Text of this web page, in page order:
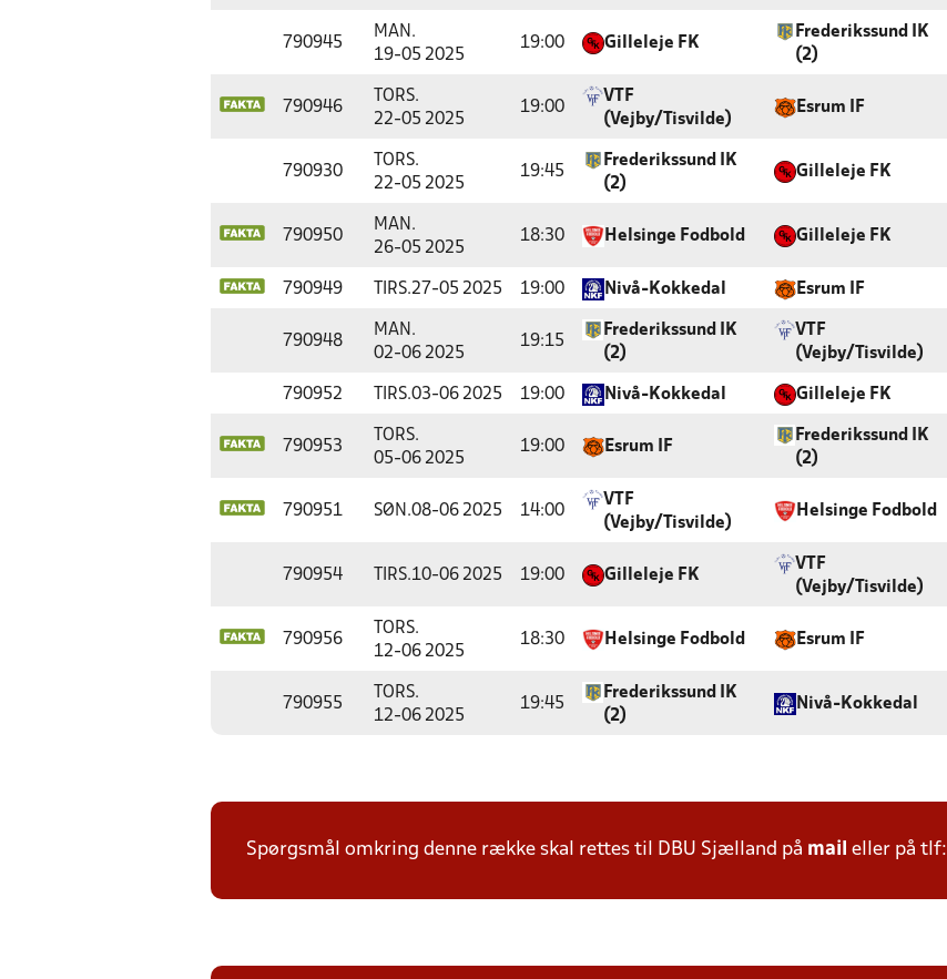
790945
MAN.
19-05 2025
19:00 Gilleleje FK
Frederikssund IK
(2)
790946
TORS.
22-05 2025
19:00
VTF
(Vejby/Tisvilde)
Esrum IF
790930
TORS.
22-05 2025
19:45
Frederikssund IK
(2)
Gilleleje FK
790950
MAN.
26-05 2025
18:30 Helsinge Fodbold Gilleleje FK
790949 TIRS.27-05 2025 19:00 Nivå-Kokkedal Esrum IF
790948
MAN.
02-06 2025
19:15
Frederikssund IK
(2)
VTF
(Vejby/Tisvilde)
790952 TIRS.03-06 2025 19:00 Nivå-Kokkedal Gilleleje FK
790953
TORS.
05-06 2025
19:00 Esrum IF
Frederikssund IK
(2)
790951 SØN.08-06 2025 14:00
VTF
(Vejby/Tisvilde)
Helsinge Fodbold
790954 TIRS.10-06 2025 19:00 Gilleleje FK
VTF
(Vejby/Tisvilde)
790956
TORS.
12-06 2025
18:30 Helsinge Fodbold Esrum IF
790955
TORS.
12-06 2025
19:45
Frederikssund IK
(2)
Nivå-Kokkedal
Spørgsmål omkring denne række skal rettes til DBU Sjælland på mail eller på tlf: